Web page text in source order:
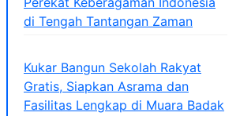
di Tengah Tantangan Zaman
Kukar Bangun Sekolah Rakyat
Gratis, Siapkan Asrama dan
Fasilitas Lengkap di Muara Badak